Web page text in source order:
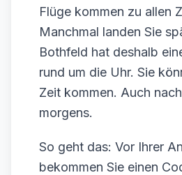
Flüge kommen zu allen
Manchmal landen Sie
Bothfeld hat deshalb
rund um die Uhr. Sie
Zeit kommen. Auch
morgens.
So geht das: Vor Ihrer
bekommen Sie einen